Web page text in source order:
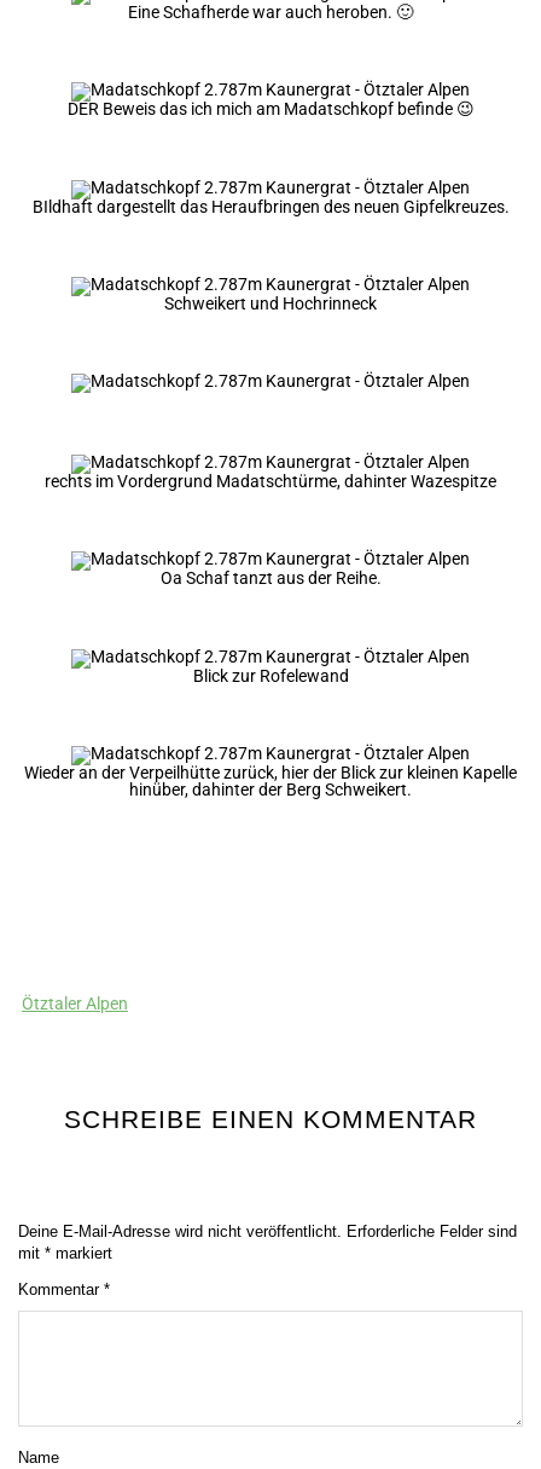
Eine Schafherde war auch heroben. 🙂
DER Beweis das ich mich am Madatschkopf befinde 😉
BIldhaft dargestellt das Heraufbringen des neuen Gipfelkreuzes.
Schweikert und Hochrinneck
rechts im Vordergrund Madatschtürme, dahinter Wazespitze
Oa Schaf tanzt aus der Reihe.
Blick zur Rofelewand
Wieder an der Verpeilhütte zurück, hier der Blick zur kleinen Kapelle
hinüber, dahinter der Berg Schweikert.
Ötztaler Alpen
SCHREIBE EINEN KOMMENTAR
Deine E-Mail-Adresse wird nicht veröffentlicht.
Erforderliche Felder sind
mit * markiert
Kommentar *
Name